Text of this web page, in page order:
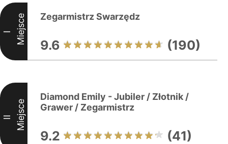
I Miejsce Zegarmistrz Swarzędz
9.6 (190)
II Miejsce
Diamond Emily - Jubiler / Złotnik /
Grawer / Zegarmistrz
9.2 (41)